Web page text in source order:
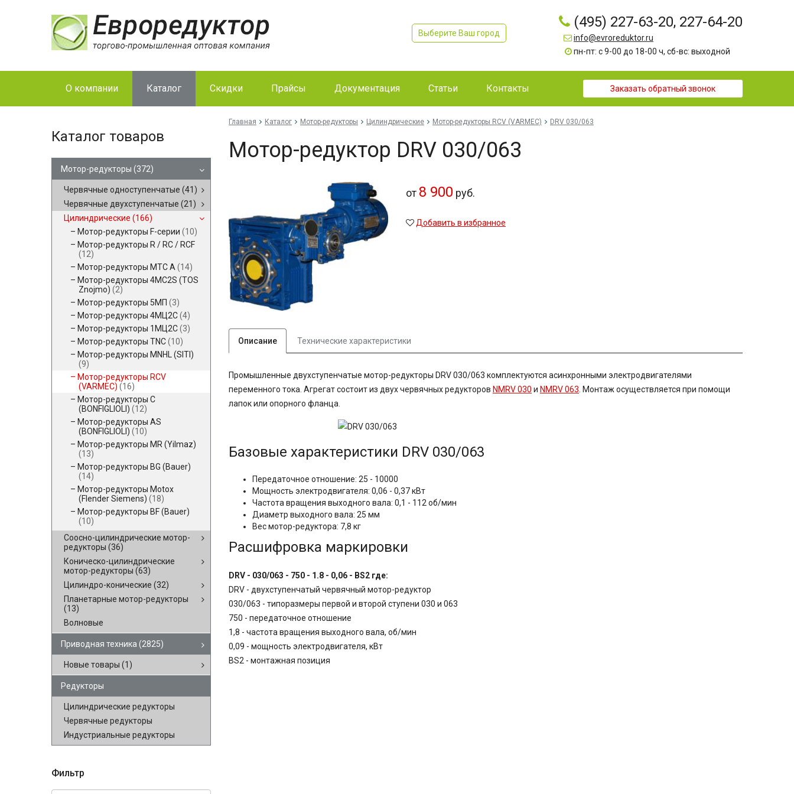
Выберите Ваш город
(495) 227-63-20, 227-64-20
info@evroreduktor.ru
пн-пт: с 9-00 до 18-00 ч, сб-вс: выходной
О компании Каталог Скидки Прайсы Документация Статьи Контакты Заказать обратный звонок
Каталог товаров
Мотор-редукторы (372)
Червячные одноступенчатые (41)
Червячные двухступенчатые (21)
Цилиндрические (166)
Мотор-редукторы F-серии (10)
Мотор-редукторы R / RC / RCF
(12)
Мотор-редукторы MTC A (14)
Мотор-редукторы 4MC2S (TOS
Znojmo) (2)
Мотор-редукторы 5МП (3)
Мотор-редукторы 4МЦ2С(4)
Мотор-редукторы 1МЦ2С(3)
Мотор-редукторы TNC(10)
Мотор-редукторы MNHL (SITI)
(9)
Мотор-редукторы RCV
(VARMEC) (16)
Мотор-редукторы C
(BONFIGLIOLI) (12)
Мотор-редукторы AS
(BONFIGLIOLI) (10)
Мотор-редукторы MR (Yilmaz)
(13)
Мотор-редукторы BG (Bauer)
(14)
Мотор-редукторы Motox
(Flender Siemens) (18)
Мотор-редукторы BF (Bauer)
(10)
Соосно-цилиндрические мотор-
редукторы (36)
Коническо-цилиндрические
мотор-редукторы (63)
Цилиндро-конические (32)
Планетарные мотор-редукторы
(13)
Волновые
Приводная техника (2825)
Новые товары (1)
Редукторы
Цилиндрические редукторы
Червячные редукторы
Индустриальные редукторы
Фильтр
Главная Каталог Мотор-редукторы Цилиндрические Мотор-редукторы RCV (VARMEC) DRV 030/063
Мотор-редуктор DRV 030/063
от 8 900 руб.
Добавить в избранное
Описание Технические характеристики
Промышленные двухступенчатые мотор-редукторы DRV 030/063 комплектуются асинхронными электродвигателями
переменного тока. Агрегат состоит из двух червячных редукторов NMRV 030 и NMRV 063. Монтаж осуществляется при помощи
лапок или опорного фланца.
Базовые характеристики DRV 030/063
Передаточное отношение: 25 - 10000
Мощность электродвигателя: 0,06 - 0,37 кВт
Частота вращения выходного вала: 0,1 - 112 об/мин
Диаметр выходного вала: 25 мм
Вес мотор-редуктора: 7,8 кг
Расшифровка маркировки
DRV - 030/063 - 750 - 1.8 - 0,06 - BS2 где:
DRV - двухступенчатый червячный мотор-редуктор
030/063 - типоразмеры первой и второй ступени 030 и 063
750 - передаточное отношение
1,8 - частота вращения выходного вала, об/мин
0,09 - мощность электродвигателя, кВт
BS2 - монтажная позиция